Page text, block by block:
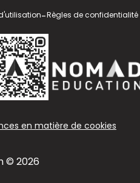
-Règles de confidentialité
en matière de cookies
© 2026